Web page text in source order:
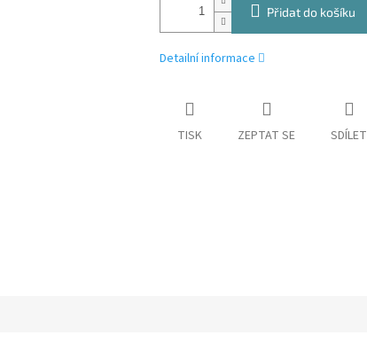
Přidat do košíku
Detailní informace
TISK ZEPTAT SE SDÍLET